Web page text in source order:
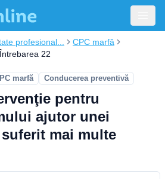
profesional...
CPC marfă
Întrebarea 22
marfă Conducerea preventivă
pentru
ajutor unei
mai multe